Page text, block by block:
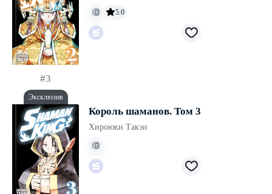
5.0
#3
Эксклюзив
Король шаманов. Том 3
Хироюки Такэи